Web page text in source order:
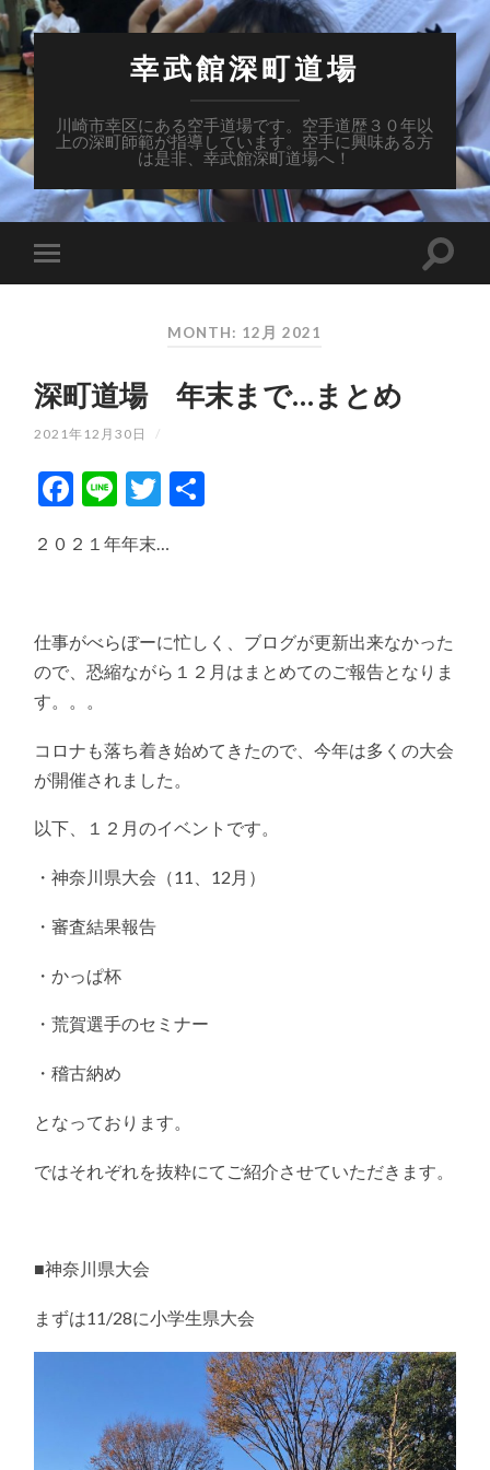
幸武館深町道場
川崎市幸区にある空手道場です。空手道歴３０年以
上の深町師範が指導しています。空手に興味ある方
は是非、幸武館深町道場へ！
MONTH: 12月 2021
深町道場 年末まで…まとめ
2021年12月30日 /
Facebook
LineTwitter
２０２１年年末…
仕事がべらぼーに忙しく、ブログが更新出来なかった
ので、恐縮ながら１２月はまとめてのご報告となりま
す。。。
コロナも落ち着き始めてきたので、今年は多くの大会
が開催されました。
以下、１２月のイベントです。
・神奈川県大会（11、12月）
・審査結果報告
・かっぱ杯
・荒賀選手のセミナー
・稽古納め
となっております。
ではそれぞれを抜粋にてご紹介させていただきます。
■神奈川県大会
まずは11/28に小学生県大会